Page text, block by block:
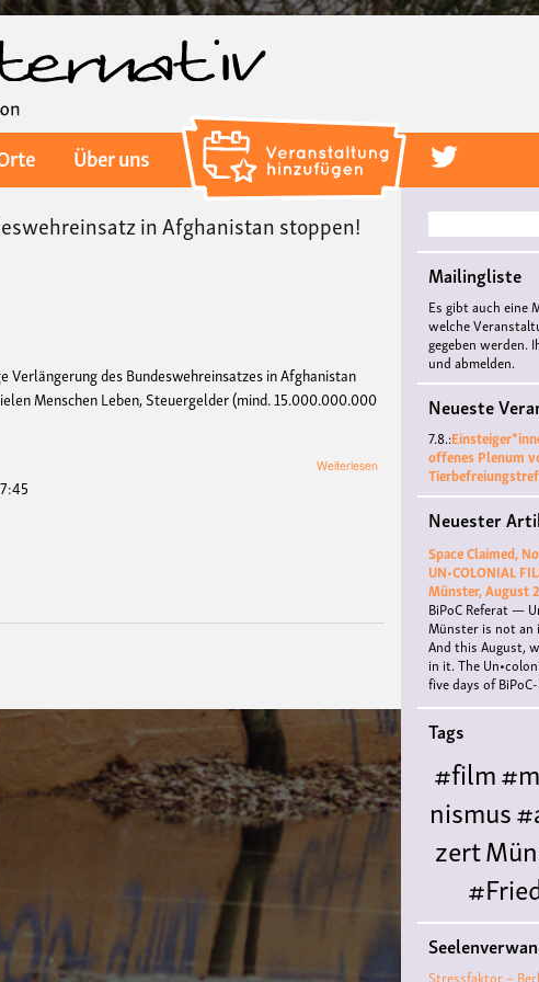
Inhalt
Über uns
in Afghanistan stoppen!
Verlängerung des Bundeswehreinsatzes in Afghanistan
Menschen Leben, Steuergelder (mind. 15.000.000.000
Weiterlesen
Mahnwache
Solidarität
Bundeswehreinsatz
Afghanistan
Suche
Mailingliste
Es gibt auch eine
welche
gegeben werden.
und abmelden.
Neueste
7.8.:
offenes Plenum
Neuester
Space Claimed,
UN•COLONIAL
Münster, August
BiPoC Referat —
Münster is not an
And this August,
in it. The
five days of
Tags
#film
nismus
zert
Hülshoff
Queer
Stressfaktor –